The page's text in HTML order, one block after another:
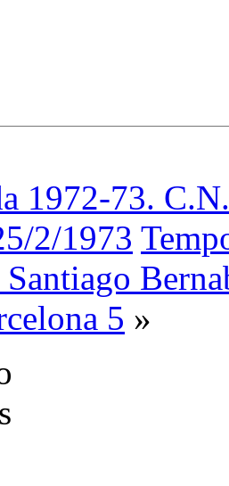
1972-73.
2/1973
Santiago
5 »